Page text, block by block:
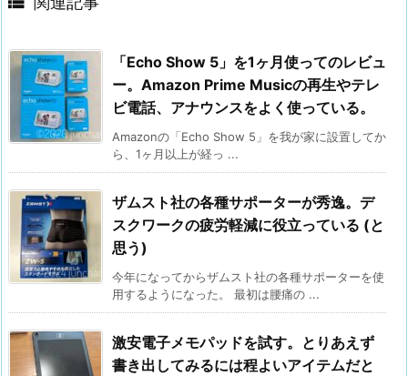
「Echo Show 5」を1ヶ月使ってのレビュ
ー。Amazon Prime Musicの再生やテレ
ビ電話、アナウンスをよく使っている。
Amazonの「Echo Show 5」を我が家に設置してか
ら、1ヶ月以上が経っ ...
ザムスト社の各種サポーターが秀逸。デ
スクワークの疲労軽減に役立っている (と
思う)
今年になってからザムスト社の各種サポーターを使
用するようになった。 最初は腰痛の ...
激安電子メモパッドを試す。とりあえず
書き出してみるには程よいアイテムだと